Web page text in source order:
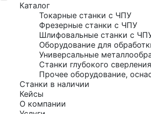
Каталог
Токарные станки с ЧПУ
Фрезерные станки с ЧПУ
Шлифовальные станки с
Оборудование для
Универсальные
Станки глубокого
Прочее оборудование,
Станки в наличии
Кейсы
О компании